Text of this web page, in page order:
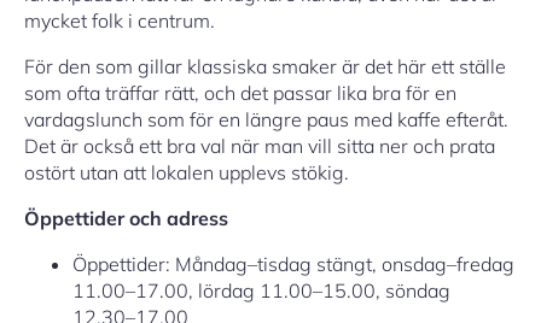
mycket folk i centrum.
För den som gillar klassiska smaker är det här ett ställe
som ofta träffar rätt, och det passar lika bra för en
vardagslunch som för en längre paus med kaffe efteråt.
Det är också ett bra val när man vill sitta ner och prata
ostört utan att lokalen upplevs stökig.
Öppettider och adress
Öppettider: Måndag–tisdag stängt, onsdag–fredag
11.00–17.00, lördag 11.00–15.00, söndag
12.30–17.00